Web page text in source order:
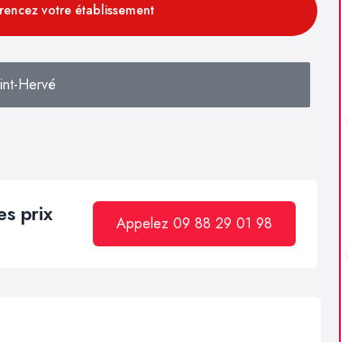
votre établissement
Hervé
prix Appelez 09 88 29 01 98